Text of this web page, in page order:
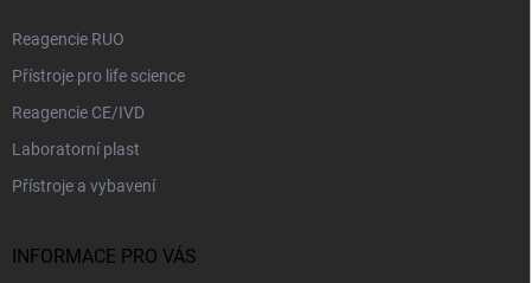
Reagencie RUO
Přístroje pro life science
Reagencie CE/IVD
Laboratorní plast
Přístroje a vybavení
INFORMACE PRO VÁS